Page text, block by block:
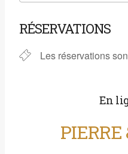
RÉSERVATIONS
Les réservations
En
PIERRE